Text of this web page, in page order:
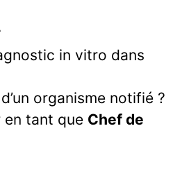
in vitro dans
organisme notifié ?
en tant que Chef de